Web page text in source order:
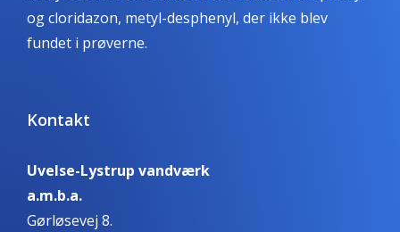
og cloridazon, metyl-desphenyl, der ikke blev
fundet i prøverne.
Kontakt
Uvelse-Lystrup vandværk
a.m.b.a.
Gørløsevej 8.